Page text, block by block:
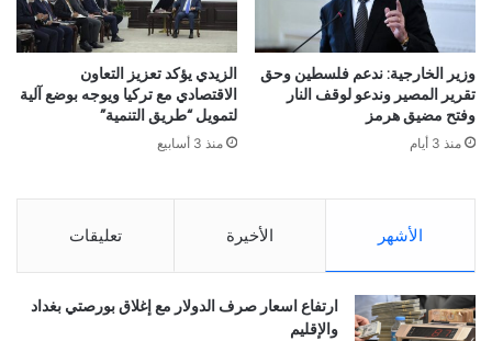
وزير الخارجية: ندعم فلسطين وحق
تقرير المصير وندعو لوقف النار
وفتح مضيق هرمز
منذ 3 أيام
الزيدي يؤكد تعزيز التعاون
الاقتصادي مع تركيا ويوجه بوضع آلية
لتمويل “طريق التنمية”
منذ 3 أسابيع
الأشهر الأخيرة تعليقات
ارتفاع اسعار صرف الدولار مع إغلاق بورصتي بغداد
والإقليم